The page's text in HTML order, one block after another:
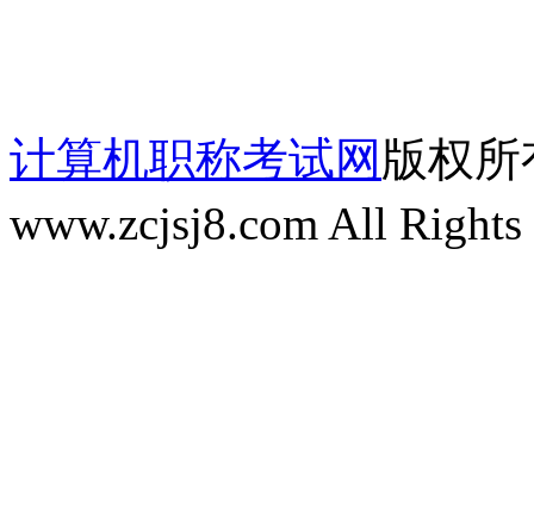
计算机职称考试网 版权所
www.zcjsj8.com All Rights